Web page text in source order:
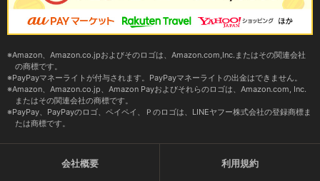
Amazon、Amazon.co.jpおよびそのロゴは、Amazon.com,Inc.またはその関連会社
の商標です。
PayPayマネーライトが付与されます。PayPayマネーライトの出金はできません。
Amazon、Amazon.co.jp、Amazon Payおよびそれらのロゴは、Amazon.com, Inc.
またはその関連会社の商標です。
PayPay、PayPayのロゴ、ペイペイ、Ｐのロゴは、LINEヤフー株式会社の登録商標ま
たは商標です。
会社概要 利用規約